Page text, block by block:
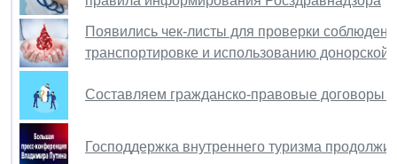
Появились чек-листы для проверки
транспортировке и использованию донорской
Составляем гражданско-правовые договоры
Господдержка внутреннего туризма